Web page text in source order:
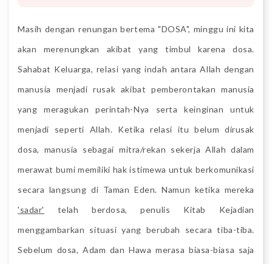
Masih dengan renungan bertema "DOSA", minggu ini kita
akan merenungkan akibat yang timbul karena dosa.
Sahabat Keluarga, relasi yang indah antara Allah dengan
manusia menjadi rusak akibat pemberontakan manusia
yang meragukan perintah-Nya serta keinginan untuk
menjadi seperti Allah. Ketika relasi itu belum dirusak
dosa, manusia sebagai mitra/rekan sekerja Allah dalam
merawat bumi memiliki hak istimewa untuk berkomunikasi
secara langsung di Taman Eden. Namun ketika mereka
'sadar'
telah berdosa, penulis Kitab Kejadian
menggambarkan situasi yang berubah secara tiba-tiba.
Sebelum dosa, Adam dan Hawa merasa biasa-biasa saja